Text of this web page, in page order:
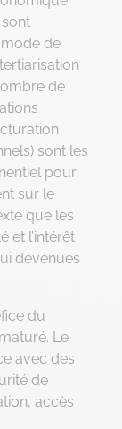
de
de
sont les
pour
sur le
que les
et l’intérêt
devenues
du
Le
avec des
de
accès